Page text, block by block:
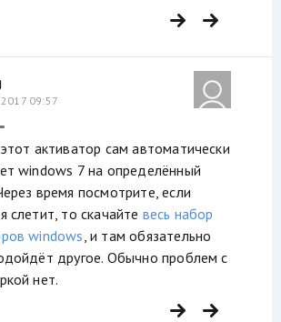
09:57
активатор сам автоматически
windows 7 на определённый
время посмотрите, если
слетит, то скачайте весь набор
windows, и там обязательно
другое. Обычно проблем с
нет.